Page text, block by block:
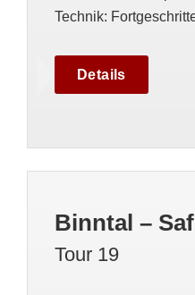
Technik:
Details
Binntal –
Tour 19